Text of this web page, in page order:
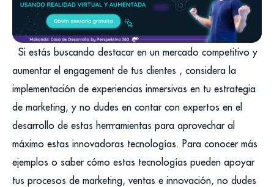
Si estás buscando destacar en un mercado competitivo y
aumentar el engagement de tus clientes , considera la
implementación de experiencias inmersivas en tu estrategia
de marketing, y no dudes en contar con expertos en el
desarrollo de estas herrramientas para aprovechar al
máximo estas innovadoras tecnologías. Para conocer más
ejemplos o saber cómo estas tecnologías pueden apoyar
tus procesos de marketing, ventas e innovación, no dudes